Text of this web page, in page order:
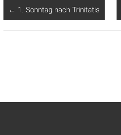
← 1. Sonntag nach Trinitatis